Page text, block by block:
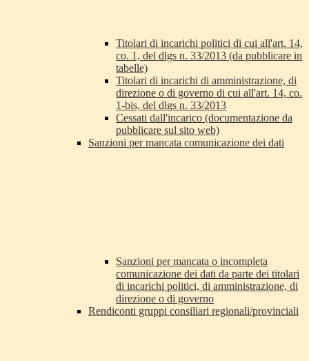
Titolari di incarichi politici di cui all'art. 14,
co. 1, del dlgs n. 33/2013 (da pubblicare in
tabelle)
Titolari di incarichi di amministrazione, di
direzione o di governo di cui all'art. 14, co.
1-bis, del dlgs n. 33/2013
Cessati dall'incarico (documentazione da
pubblicare sul sito web)
Sanzioni per mancata comunicazione dei dati
Sanzioni per mancata o incompleta
comunicazione dei dati da parte dei titolari
di incarichi politici, di amministrazione, di
direzione o di governo
Rendiconti gruppi consiliari regionali/provinciali